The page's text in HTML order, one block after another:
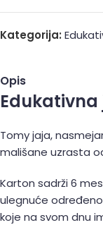
Kategorija:
Opis
Tomy jaja,
mališane uzrasta
Karton sadrži 6
ulegnuće
koje na svom dnu